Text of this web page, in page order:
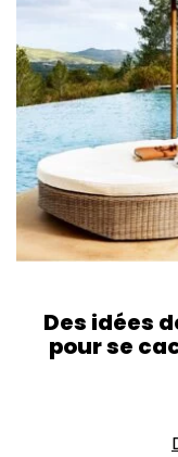
Des idées
pour se